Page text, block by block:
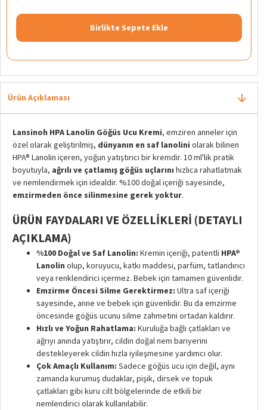
Birlikte Sepete Ekle
Ürün Açıklaması
Lansinoh HPA Lanolin Göğüs Ucu Kremi, emziren anneler için
özel olarak geliştirilmiş, dünyanın en saf lanolini olarak bilinen
HPA® Lanolin içeren, yoğun yatıştırıcı bir kremdir. 10 ml'lik pratik
boyutuyla, ağrılı ve çatlamış göğüs uçlarını hızlıca rahatlatmak
ve nemlendirmek için idealdir. %100 doğal içeriği sayesinde,
emzirmeden önce silinmesine gerek yoktur.
ÜRÜN FAYDALARI VE ÖZELLIKLERI (DETAYLI
AÇIKLAMA)
%100 Doğal ve Saf Lanolin: Kremin içeriği, patentli HPA®
Lanolin olup, koruyucu, katkı maddesi, parfüm, tatlandırıcı
veya renklendirici içermez. Bebek için tamamen güvenlidir.
Emzirme Öncesi Silme Gerektirmez: Ultra saf içeriği
sayesinde, anne ve bebek için güvenlidir. Bu da emzirme
öncesinde göğüs ucunu silme zahmetini ortadan kaldırır.
Hızlı ve Yoğun Rahatlama: Kuruluğa bağlı çatlakları ve
ağrıyı anında yatıştırır, cildin doğal nem bariyerini
destekleyerek cildin hızla iyileşmesine yardımcı olur.
Çok Amaçlı Kullanım: Sadece göğüs ucu için değil, aynı
zamanda kurumuş dudaklar, pişik, dirsek ve topuk
çatlakları gibi kuru cilt bölgelerinde de etkili bir
nemlendirici olarak kullanılabilir.